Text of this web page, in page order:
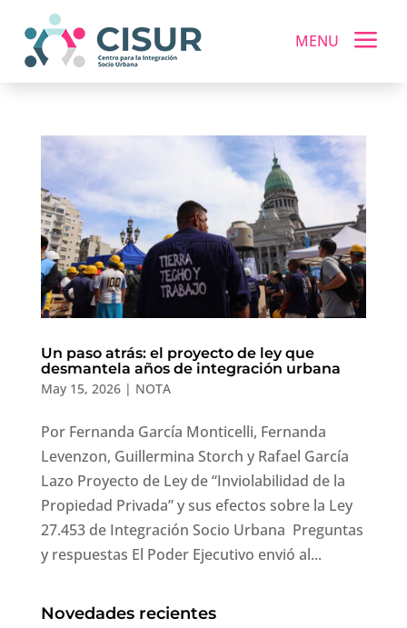
MENU a
Un paso atrás: el proyecto de ley que
desmantela años de integración urbana
May 15, 2026| NOTA
Por Fernanda García Monticelli, Fernanda
Levenzon, Guillermina Storch y Rafael García
Lazo Proyecto de Ley de “Inviolabilidad de la
Propiedad Privada” y sus efectos sobre la Ley
27.453 de Integración Socio Urbana Preguntas
y respuestas El Poder Ejecutivo envió al...
Novedades recientes